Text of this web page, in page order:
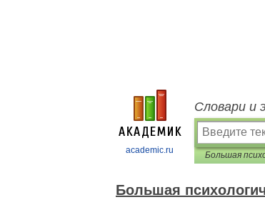
academic.ru
Словари и
Большая